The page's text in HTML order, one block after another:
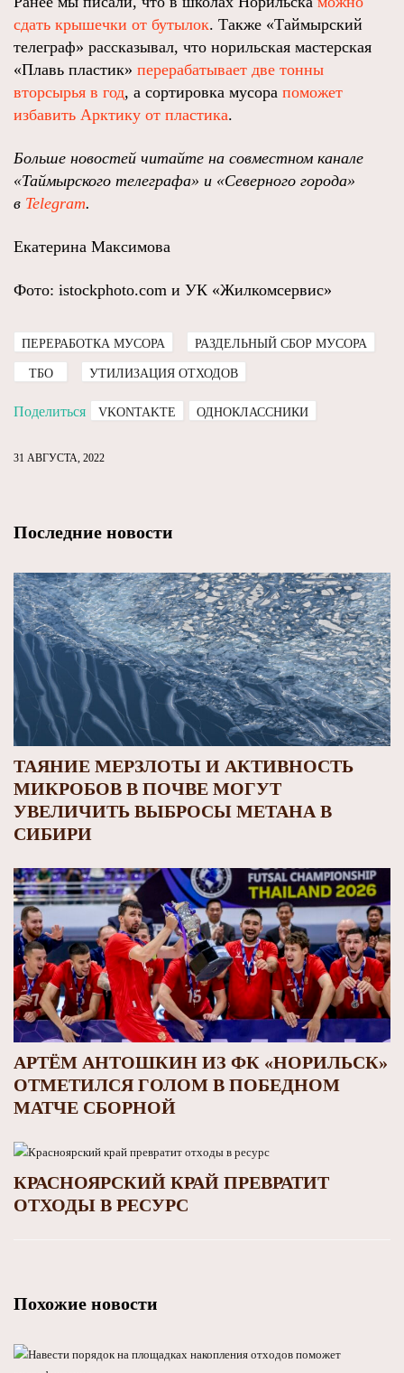
сдать крышечки от бутылок. Также «Таймырский
телеграф» рассказывал, что норильская мастерская
«Плавь пластик» перерабатывает две тонны
вторсырья в год, а сортировка мусора поможет
избавить Арктику от пластика.
Больше новостей читайте на совместном канале
«Таймырского телеграфа» и «Северного города»
в Telegram.
Екатерина Максимова
Фото: istockphoto.com и УК «Жилкомсервис»
ПЕРЕРАБОТКА МУСОРА РАЗДЕЛЬНЫЙ СБОР МУСОРА
ТБО УТИЛИЗАЦИЯ ОТХОДОВ
Поделиться VKONTAKTE ОДНОКЛАССНИКИ
31 АВГУСТА, 2022
Последние новости
ТАЯНИЕ МЕРЗЛОТЫ И АКТИВНОСТЬ
МИКРОБОВ В ПОЧВЕ МОГУТ
УВЕЛИЧИТЬ ВЫБРОСЫ МЕТАНА В
СИБИРИ
АРТЁМ АНТОШКИН ИЗ ФК «НОРИЛЬСК»
ОТМЕТИЛСЯ ГОЛОМ В ПОБЕДНОМ
МАТЧЕ СБОРНОЙ
КРАСНОЯРСКИЙ КРАЙ ПРЕВРАТИТ
ОТХОДЫ В РЕСУРС
Похожие новости